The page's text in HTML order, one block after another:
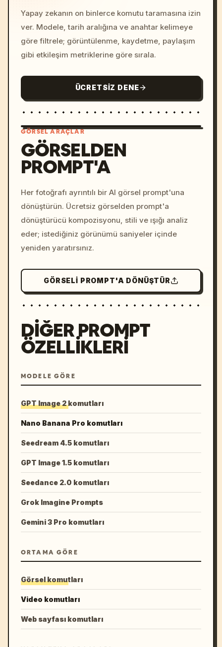
Yapay zekanın on binlerce komutu taramasına izin
ver. Modele, tarih aralığına ve anahtar kelimeye
göre filtrele; görüntülenme, kaydetme, paylaşım
gibi etkileşim metriklerine göre sırala.
ÜCRETSIZ DENE
colors, 8k --v 6.0
GÖRSEL ARAÇLAR
GÖRSELDEN
PROMPT'A
Her fotoğrafı ayrıntılı bir AI görsel prompt'una
dönüştürün. Ücretsiz görselden prompt'a
dönüştürücü kompozisyonu, stili ve ışığı analiz
eder; istediğiniz görünümü saniyeler içinde
yeniden yaratırsınız.
GÖRSELI PROMPT'A DÖNÜŞTÜR
DIĞER PROMPT
ÖZELLIKLERI
MODELE GÖRE
GPT Image 2 komutları
Nano Banana Pro komutları
Seedream 4.5 komutları
GPT Image 1.5 komutları
Seedance 2.0 komutları
Grok Imagine Prompts
Gemini 3 Pro komutları
ORTAMA GÖRE
Görsel komutları
Video komutları
Web sayfası komutları